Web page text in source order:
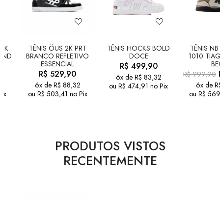
TÊNIS ÖUS 2K PRT
BRANCO REFLETIVO
ESSENCIAL
R$ 529,90
6x de R$ 88,32
ou R$ 503,41 no Pix
TÊNIS HOCKS BOLD
DOCE
R$ 499,90
6x de R$ 83,32
ou R$ 474,91 no Pix
TÊNIS
1010
R$999,90
6x de
ou R$
PRODUTOS VISTOS
RECENTEMENTE